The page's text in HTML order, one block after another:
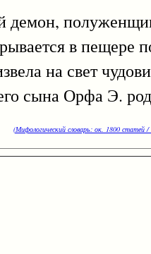
в пещере
на свет
сына Орфа Э.
(Мифологический словарь: ок. 1800